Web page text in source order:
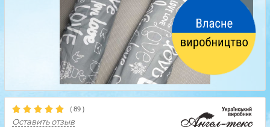
( 89 )
Оставить отзыв